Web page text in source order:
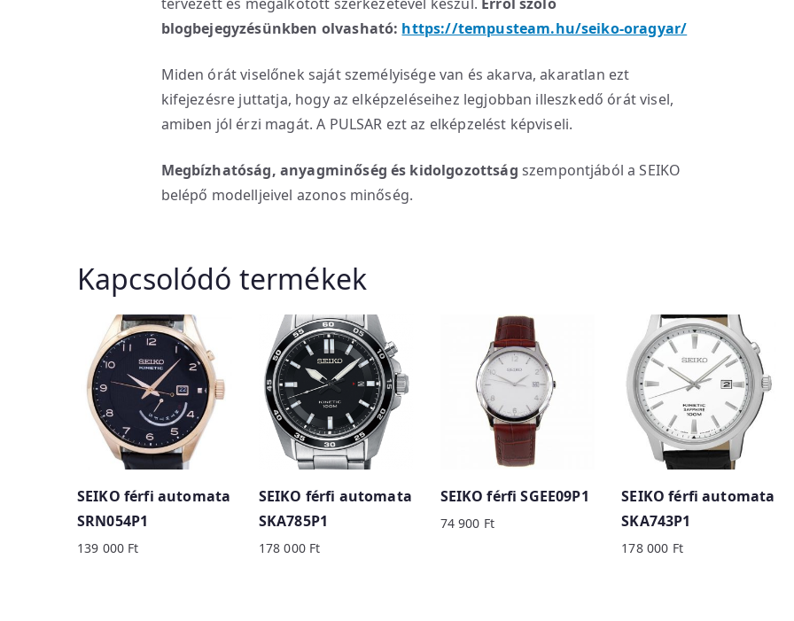
blogbejegyzésünkben olvasható: https://tempusteam.hu/seiko-oragyar/
Miden órát viselőnek saját személyisége van és akarva, akaratlan ezt
kifejezésre juttatja, hogy az elképzeléseihez legjobban illeszkedő órát visel,
amiben jól érzi magát. A PULSAR ezt az elképzelést képviseli.
Megbízhatóság, anyagminőség és kidolgozottság szempontjából a SEIKO
belépő modelljeivel azonos minőség.
Kapcsolódó termékek
SEIKO férfi automata
SRN054P1
139 000 Ft
SEIKO férfi automata
SKA785P1
178 000 Ft
SEIKO férfi SGEE09P1
74 900 Ft
SEIKO férfi automata
SKA743P1
178 000 Ft